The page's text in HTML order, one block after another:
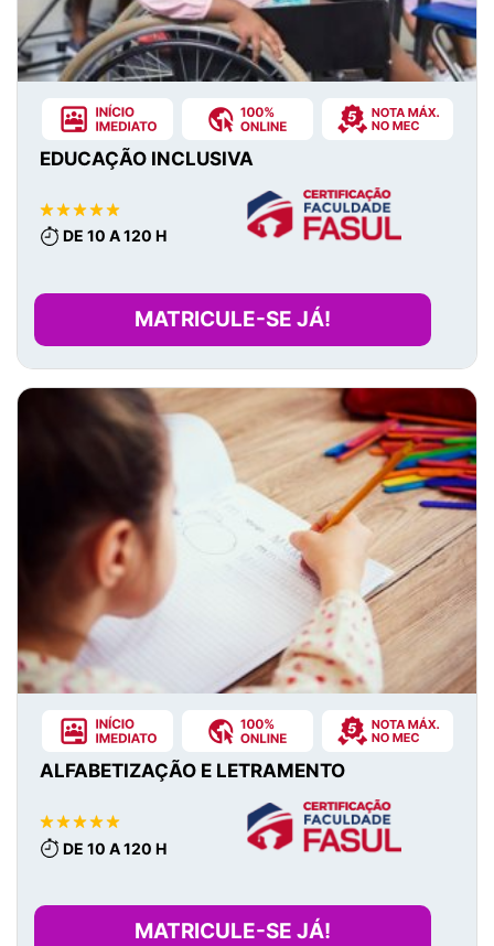
EDUCAÇÃO INCLUSIVA
DE 10 A 120 H
MATRICULE-SE JÁ!
ALFABETIZAÇÃO E LETRAMENTO
DE 10 A 120 H
MATRICULE-SE JÁ!